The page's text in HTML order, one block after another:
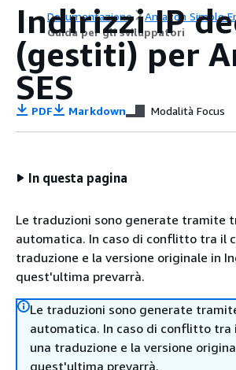
Documentazione
Amazon Simple
Guida per gli sviluppatori
Indirizzi IP
(gestiti) per
SES
PDF Markdown Modalità Focus
In questa pagina
Le traduzioni sono generate tramite
automatica. In caso di conflitto tra il
traduzione e la versione originale in
quest'ultima prevarrà.
Le traduzioni sono generate
automatica. In caso di conflitto tra
una traduzione e la versione
quest'ultima prevarrà.